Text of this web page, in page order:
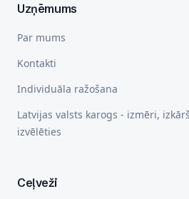
Uzņēmums
Par mums
Kontakti
Individuāla ražošana
Latvijas valsts karogs - izmēri,
izvēlēties
Ceļveži